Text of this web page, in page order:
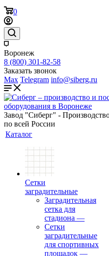
0
Воронеж
8 (800) 301-82-58
Заказать звонок
Max Telegram info@siberg.ru
Завод "Сиберг" -
по всей России
Каталог
Сетки
заградительные
Заградительная
сетка для
стадиона —
Сетки
заградительные
для спортивных
площадок —